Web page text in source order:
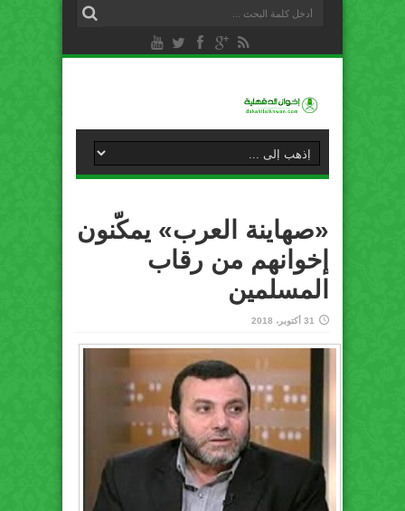
«صهاينة العرب» يمكّنون
إخوانهم من رقاب
المسلمين
31 أكتوبر، 2018